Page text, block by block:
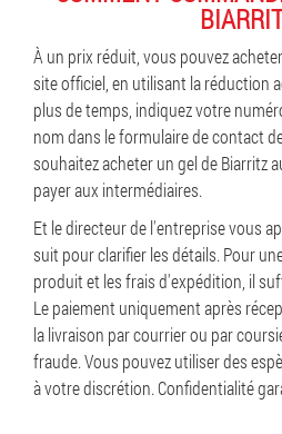
À un prix réduit, vous pouvez
site officiel, en utilisant la réduction
plus de temps, indiquez votre
nom dans le formulaire de contact
souhaitez acheter un gel de Biarritz
payer aux intermédiaires.
Et le directeur de l'entreprise vous
suit pour clarifier les détails. Pour
produit et les frais d'expédition, il
Le paiement uniquement après
la livraison par courrier ou par
fraude. Vous pouvez utiliser des
à votre discrétion. Confidentialité